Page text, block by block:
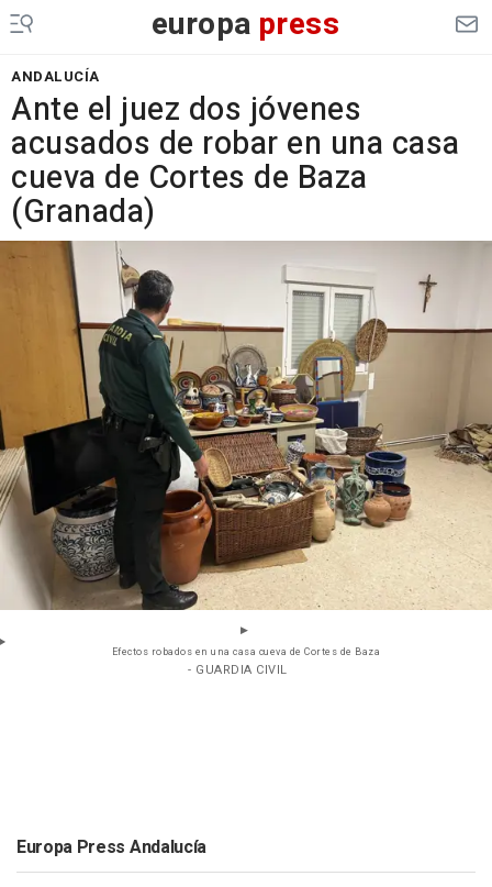
europa press
ANDALUCÍA
Ante el juez dos jóvenes
acusados de robar en una casa
cueva de Cortes de Baza
(Granada)
Efectos robados en una casa cueva de Cortes de Baza
- GUARDIA CIVIL
Europa Press Andalucía